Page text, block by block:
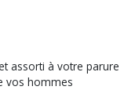
assorti à votre parure
vos hommes